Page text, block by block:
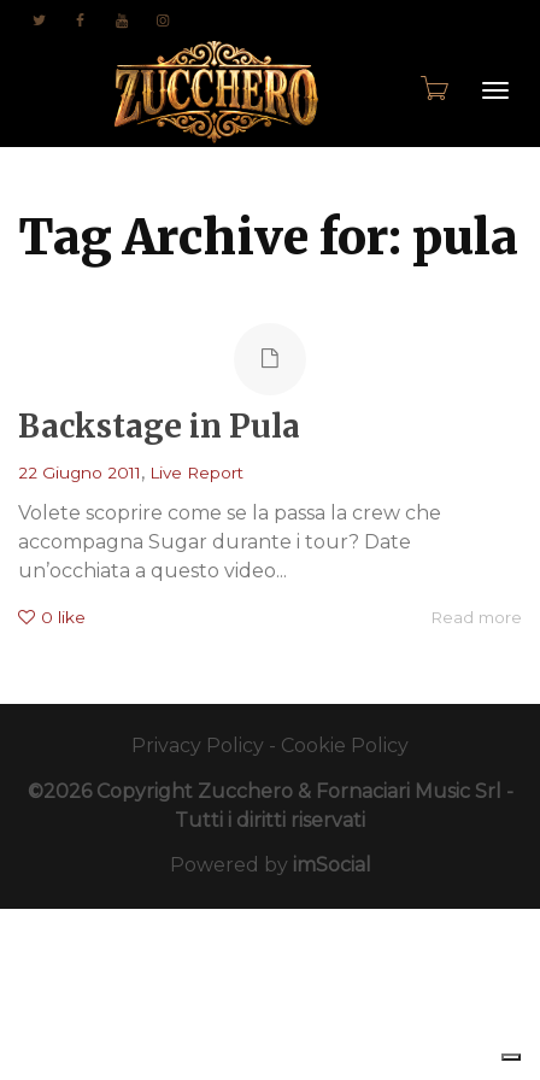
Tag Archive for: pula
Backstage in Pula
22 Giugno 2011, Live Report
Volete scoprire come se la passa la crew che
accompagna Sugar durante i tour? Date
un’occhiata a questo video...
0 like Read more
Privacy Policy - Cookie Policy
©2026 Copyright Zucchero & Fornaciari Music Srl -
Tutti i diritti riservati
Powered by imSocial